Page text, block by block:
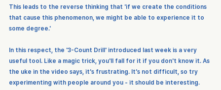
This leads to the reverse thinking that 'if we create the conditions
that cause this phenomenon, we might be able to experience it to
some degree.'
In this respect, the '3-Count Drill' introduced last week is a very
useful tool. Like a magic trick, you'll fall for it if you don't know it. As
the uke in the video says, it's frustrating. It's not difficult, so try
experimenting with people around you - it should be interesting.